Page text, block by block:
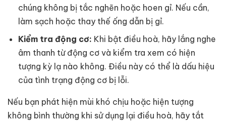
chúng không bị tắc nghẽn hoặc hoen gỉ. Nếu cần,
làm sạch hoặc thay thế ống dẫn bị gỉ.
Kiểm tra động cơ: Khi bật điều hoà, hãy lắng nghe
âm thanh từ động cơ và kiểm tra xem có hiện
tượng kỳ lạ nào không. Điều này có thể là dấu hiệu
của tình trạng động cơ bị lỗi.
Nếu bạn phát hiện mùi khó chịu hoặc hiện tượng
không bình thường khi sử dụng lại điều hoà, hãy tắt